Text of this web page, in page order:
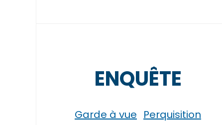
ENQUÊTE
Garde à vue Perquisition